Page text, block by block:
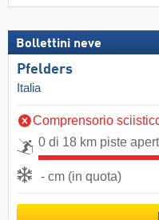
Bollettini neve
Pfelders
Italia
Comprensorio
0 di 18 km piste
- cm (in quota)